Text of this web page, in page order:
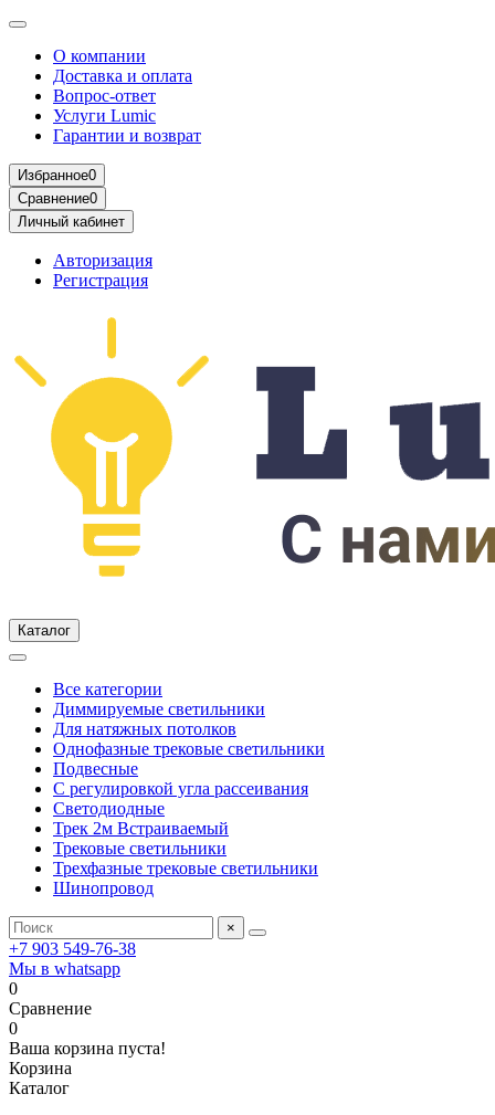
О компании
Доставка и оплата
Вопрос-ответ
Услуги Lumic
Гарантии и возврат
Избранное0
Сравнение0
Личный кабинет
Авторизация
Регистрация
Каталог
Все категории
Диммируемые светильники
Для натяжных потолков
Однофазные трековые светильники
Подвесные
С регулировкой угла рассеивания
Светодиодные
Трек 2м Встраиваемый
Трековые светильники
Трехфазные трековые светильники
Шинопровод
×
+7 903 549-76-38
Мы в whatsapp
0
Сравнение
0
Ваша корзина пуста!
Корзина
Каталог